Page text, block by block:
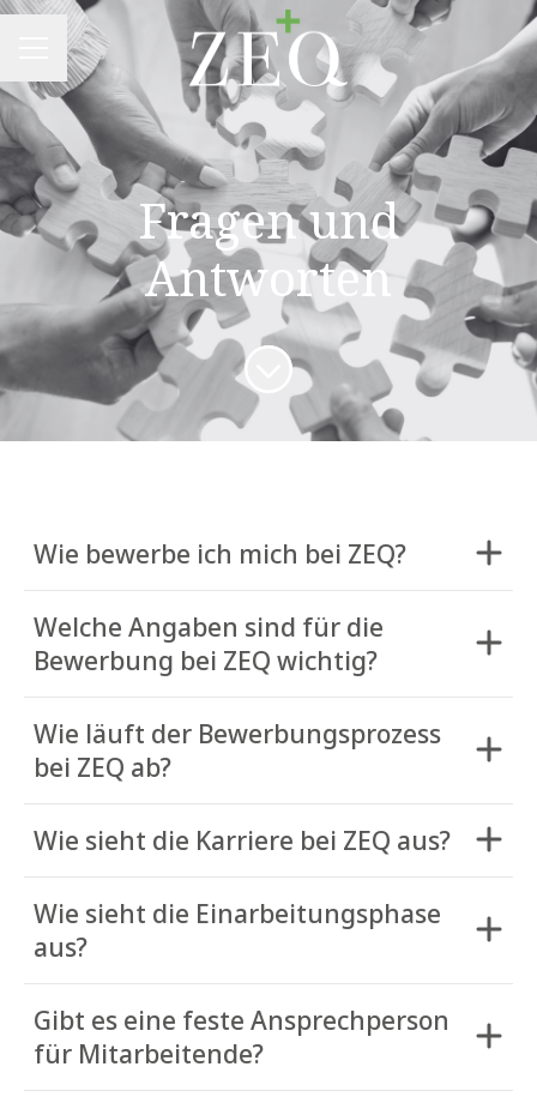
KARRIEREMENÜ
Fragen und
Antworten
Zum Inhalt scrollen
Wie bewerbe ich mich bei ZEQ?
Welche Angaben sind für die
Bewerbung bei ZEQ wichtig?
Wie läuft der Bewerbungsprozess
bei ZEQ ab?
Wie sieht die Karriere bei ZEQ aus?
Wie sieht die Einarbeitungsphase
aus?
Gibt es eine feste Ansprechperson
für Mitarbeitende?